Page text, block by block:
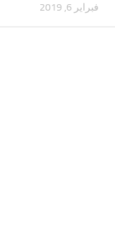
فبراير 6, 2019